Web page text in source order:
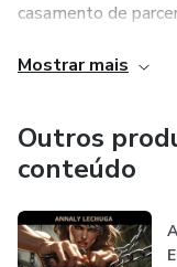
casamento de
direção a saúde
que você merece.
Juntas, vamos
criar a realidade
Mostrar mais
Outros
conteúdo